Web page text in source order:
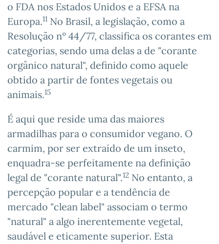
o FDA nos Estados Unidos e a EFSA na
Europa.11 No Brasil, a legislação, como a
Resolução nº 44/77, classifica os corantes em
categorias, sendo uma delas a de "corante
orgânico natural", definido como aquele
obtido a partir de fontes vegetais ou
animais.15
É aqui que reside uma das maiores
armadilhas para o consumidor vegano. O
carmim, por ser extraído de um inseto,
enquadra-se perfeitamente na definição
legal de "corante natural".12 No entanto, a
percepção popular e a tendência de
mercado "clean label" associam o termo
"natural" a algo inerentemente vegetal,
saudável e eticamente superior. Esta